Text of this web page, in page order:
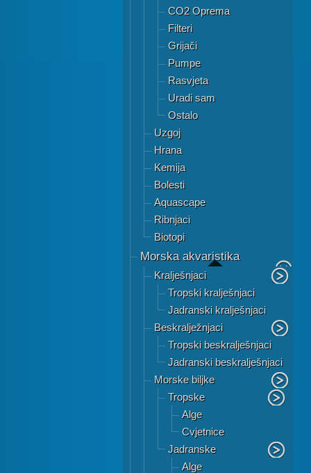
CO2 Oprema
Filteri
Grijači
Pumpe
Rasvjeta
Uradi sam
Ostalo
Uzgoj
Hrana
Kemija
Bolesti
Aquascape
Ribnjaci
Biotopi
Morska akvaristika
Kralješnjaci
Tropski kralješnjaci
Jadranski kralješnjaci
Beskralježnjaci
Tropski beskralješnjaci
Jadranski beskralješnjaci
Morske biljke
Tropske
Alge
Cvjetnice
Jadranske
Alge